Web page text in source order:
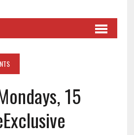
15
Exclusive